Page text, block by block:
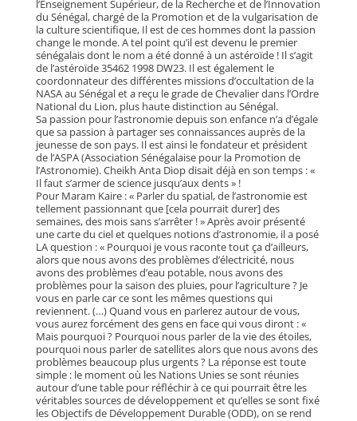
l’Enseignement Supérieur, de la Recherche et de l’Innovation
du Sénégal, chargé de la Promotion et de la vulgarisation de
la culture scientifique, Il est de ces hommes dont la passion
change le monde. A tel point qu’il est devenu le premier
sénégalais dont le nom a été donné à un astéroïde ! Il s’agit
de l’astéroïde 35462 1998 DW23. Il est également le
coordonnateur des différentes missions d’occultation de la
NASA au Sénégal et a reçu le grade de Chevalier dans l’Ordre
National du Lion, plus haute distinction au Sénégal.
Sa passion pour l’astronomie depuis son enfance n’a d’égale
que sa passion à partager ses connaissances auprès de la
jeunesse de son pays. Il est ainsi le fondateur et président
de l’ASPA (Association Sénégalaise pour la Promotion de
l’Astronomie). Cheikh Anta Diop disait déjà en son temps : «
Il faut s’armer de science jusqu’aux dents » !
Pour Maram Kaire : « Parler du spatial, de l’astronomie est
tellement passionnant que [cela pourrait durer] des
semaines, des mois sans s’arrêter ! » Après avoir présenté
une carte du ciel et quelques notions d’astronomie, il a posé
LA question : « Pourquoi je vous raconte tout ça d’ailleurs,
alors que nous avons des problèmes d’électricité, nous
avons des problèmes d’eau potable, nous avons des
problèmes pour la saison des pluies, pour l’agriculture ? Je
vous en parle car ce sont les mêmes questions qui
reviennent. (…) Quand vous en parlerez autour de vous,
vous aurez forcément des gens en face qui vous diront : «
Mais pourquoi ? Pourquoi nous parler de la vie des étoiles,
pourquoi nous parler de satellites alors que nous avons des
problèmes beaucoup plus urgents ? La réponse est toute
simple : le moment où les Nations Unies se sont réunies
autour d’une table pour réfléchir à ce qui pourrait être les
véritables sources de développement et qu’elles se sont fixé
les Objectifs de Développement Durable (ODD), on se rend